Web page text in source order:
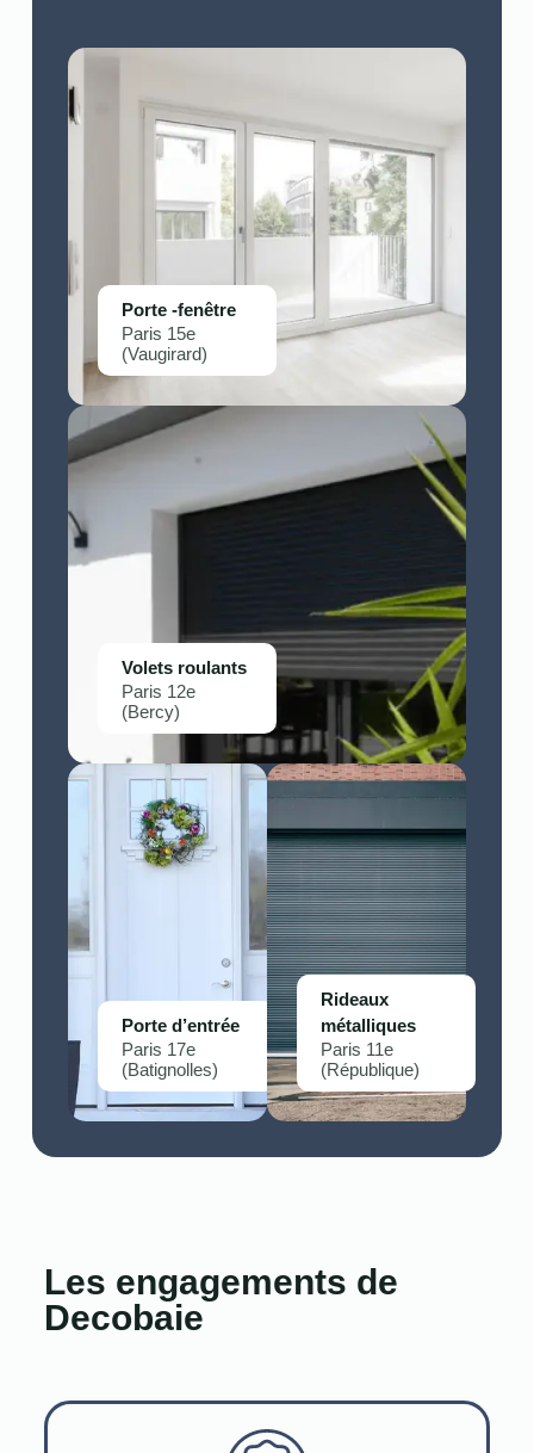
Porte -fenêtre
Paris 15e
(Vaugirard)
Volets roulants
Paris 12e
(Bercy)
Porte d’entrée
Paris 17e
(Batignolles)
Rideaux
métalliques
Paris 11e
(République)
Les engagements de
Decobaie